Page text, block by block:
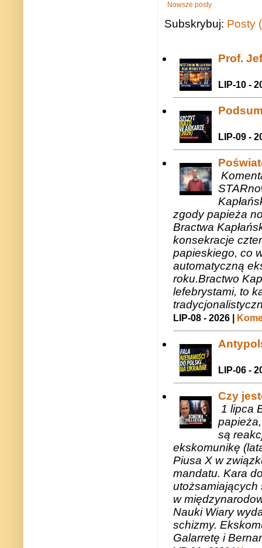
Nowsze posty
Subskrybuj: Posty
Prof.
LIP-10 -
LIP-09 -
zgody papieża
Bractwa
konsekracje
papieskiego, co
automatyczną
roku.Bractwo
lefebrystami, to
LIP-08 - 2026 |
LIP-06 -
Czy
1 lipca
są
ekskomunikę
Piusa X w
mandatu. Kara
utożsamiających
w
Nauki Wiary
schizmy.
Galarretę i